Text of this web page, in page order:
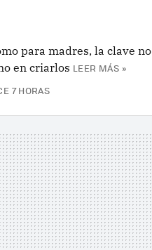
para madres, la clave no
en criarlos LEER MÁS »
7 HORAS